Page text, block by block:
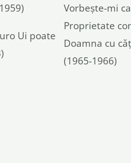
Vorbește-mi
Proprietate
Doamna cu
(1965-1966)
Ui poate